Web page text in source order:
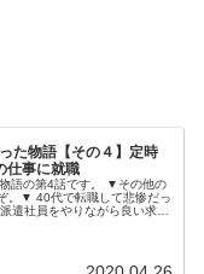
た物語【その４】定時
仕事に就職
4話です。 ▼その他の
悲惨だっ